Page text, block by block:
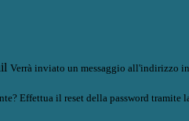
Verrà inviato un messaggio all'indirizzo
Effettua il reset della password tramite